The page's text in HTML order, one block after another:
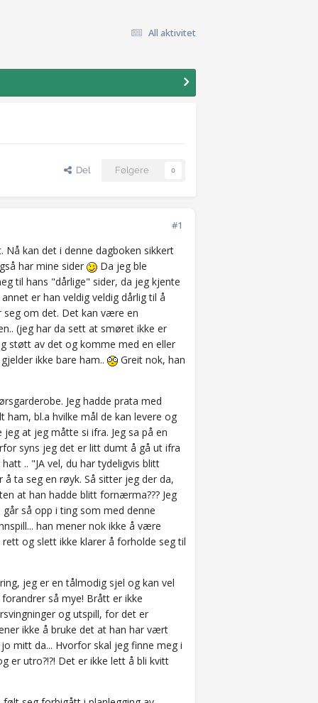
All aktivitet
Del Følgere 0
#1
kan det i denne dagboken sikkert
har mine sider
Da jeg ble
til hans "dårlige" sider, da jeg kjente
er han veldig veldig dårlig til å
seg om det. Det kan være en
(jeg har da sett at smøret ikke er
støtt av det og komme med en eller
ikke bare ham..
Greit nok, han
Jeg hadde prata med
bl.a hvilke mål de kan levere og
at jeg måtte si ifra. Jeg sa på en
syns jeg det er litt dumt å gå ut ifra
.. "JA vel, du har tydeligvis blitt
ta seg en røyk. Så sitter jeg der da,
at han hadde blitt fornærma??? Jeg
så opp i ting som med denne
han mener nok ikke å være
og slett ikke klarer å forholde seg til
jeg er en tålmodig sjel og kan vel
så mye! Brått er ikke
og utspill, for det er
ikke å bruke det at han har vært
mitt da... Hvorfor skal jeg finne meg i
er utro?!?! Det er ikke lett å bli kvitt